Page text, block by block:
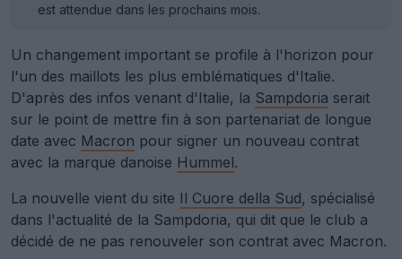
est attendue dans les prochains mois.
Un changement important se profile à l'horizon pour
l'un des maillots les plus emblématiques d'Italie.
D'après des infos venant d'Italie, la Sampdoria serait
sur le point de mettre fin à son partenariat de longue
date avec Macron pour signer un nouveau contrat
avec la marque danoise Hummel.
La nouvelle vient du site Il Cuore della Sud, spécialisé
dans l'actualité de la Sampdoria, qui dit que le club a
décidé de ne pas renouveler son contrat avec Macron.